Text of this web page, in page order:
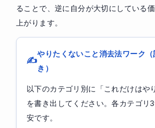
ることで、逆に自分が大切にしている
上がります。
やりたくないこと消去法ワーク
き）
以下のカテゴリ別に「これだけはや
を書き出してください。各カテゴリ
安です。